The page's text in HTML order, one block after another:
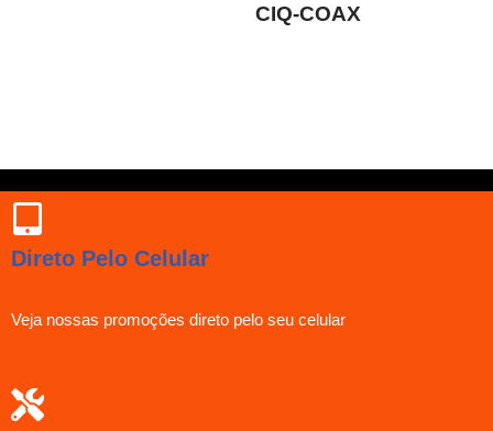
CIQ-COAX
Direto Pelo Celular
Veja nossas promoções direto pelo seu celular